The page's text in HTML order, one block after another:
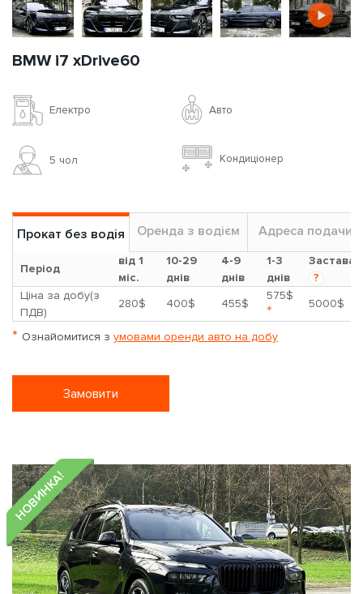
BMW i7 xDrive60
Електро Авто
5 чoл Кондиціонер
Прокат без водія Оренда з водієм Адреса подачи
Період
від 1
міс.
10-29
днів
4-9
днів
1-3
днів
Застава
?
Ціна за добу(з
ПДВ)
280$ 400$ 455$
575$
* 5000$
* Ознайомитися з умовами оренди авто на добу
Замовити
НОВИНКА!